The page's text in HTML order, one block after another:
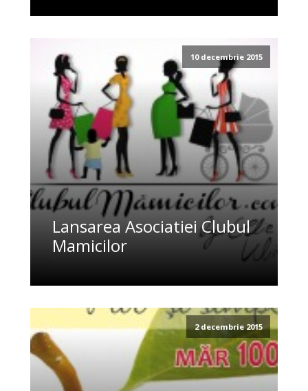
10 decembrie 2015
Lansarea Asociatiei Clubul
Mamicilor
2 decembrie 2015